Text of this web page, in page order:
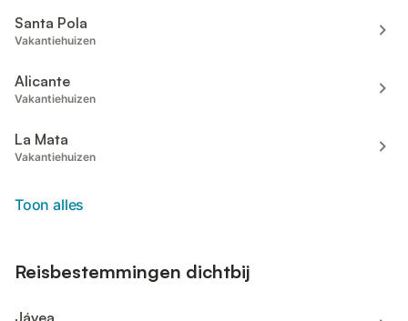
Santa Pola
Vakantiehuizen
Alicante
Vakantiehuizen
La Mata
Vakantiehuizen
Toon alles
Reisbestemmingen dichtbij